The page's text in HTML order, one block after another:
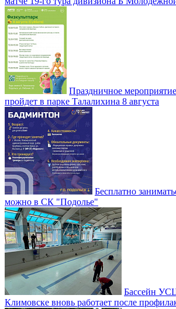
Праздничное
пройдет в парке Талалихина 8 августа
Бесплатно
можно в СК "Подолье"
Бассейн
Климовске вновь работает после